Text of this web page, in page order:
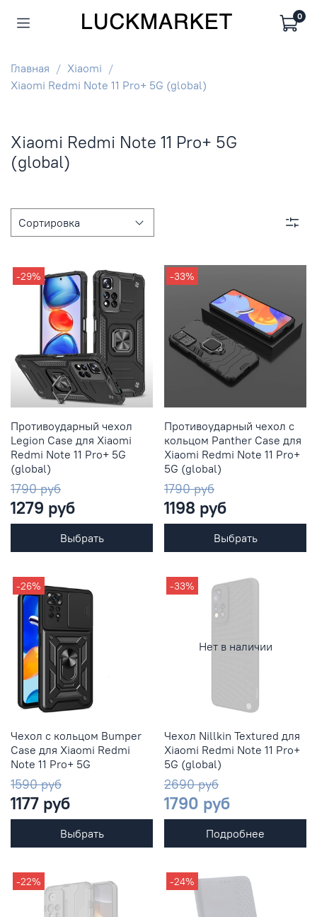
0
Главная
Xiaomi
Xiaomi Redmi Note 11 Pro+ 5G (global)
Xiaomi Redmi Note 11 Pro+ 5G
(global)
-29%
Противоударный чехол
Legion Case для Xiaomi
Redmi Note 11 Pro+ 5G
(global)
1790 руб
1279 руб
Выбрать
-33%
Противоударный чехол с
кольцом Panther Case для
Xiaomi Redmi Note 11 Pro+
5G (global)
1790 руб
1198 руб
Выбрать
-26%
Чехол с кольцом Bumper
Case для Xiaomi Redmi
Note 11 Pro+ 5G
1590 руб
1177 руб
Выбрать
Нет в наличии
-33%
Чехол Nillkin Textured для
Xiaomi Redmi Note 11 Pro+
5G (global)
2690 руб
1790 руб
Подробнее
-22% -24%